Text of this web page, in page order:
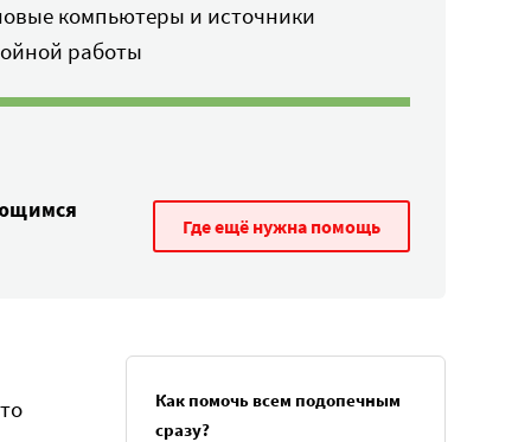
компьютеры и источники
работы
Где ещё нужна помощь
Как помочь всем подопечным
сразу?